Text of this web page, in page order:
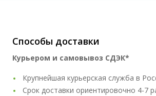
Способы доставки
Курьером и самовывоз СДЭК*
Крупнейшая курьерская служба в
Cрок доставки ориентировочно 4-7